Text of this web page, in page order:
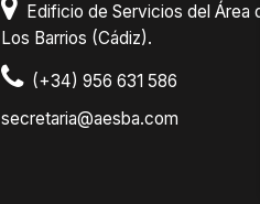
Edificio de Servicios del Área
Los Barrios (Cádiz).
(+34) 956 631 586
secretaria@aesba.com